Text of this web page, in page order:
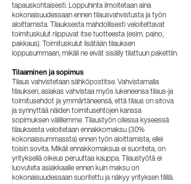
tapauskohtaisesti. Loppuhinta ilmoitetaan aina
kokonaisuudessaan ennen tilausvahvistusta ja työn
aloittamista. Tilauksesta mahdollisesti veloitettavat
toimituskulut riippuvat itse tuotteesta (esim. paino,
pakkaus). Toimituskulut lisätään tilauksen
loppusummaan, mikäli ne eivät sisälly tilattuun pakettiin.
Tilaaminen ja sopimus
Tilaus vahvistetaan sähköpostitse. Vahvistamalla
tilauksen, asiakas vahvistaa myös lukeneensa tilaus-ja
toimitusehdot ja ymmärtäneensä, että tilaus on sitova
ja synnyttää näiden toimitusehtojen kanssa
sopimuksen välillemme. Tilaustyön ollessa kyseessä
tilauksesta veloitetaan ennakkomaksu (30%
kokonaissummassta) ennen työn aloittamista, ellei
toisin sovita. Mikäli ennakkomaksua ei suoriteta, on
yrityksellä oikeus peruuttaa kauppa. Tilaustyötä ei
luovuteta asiakkaalle ennen kuin maksu on
kokonaisuudessaan suoritettu ja näkyy yrityksen tilillä.